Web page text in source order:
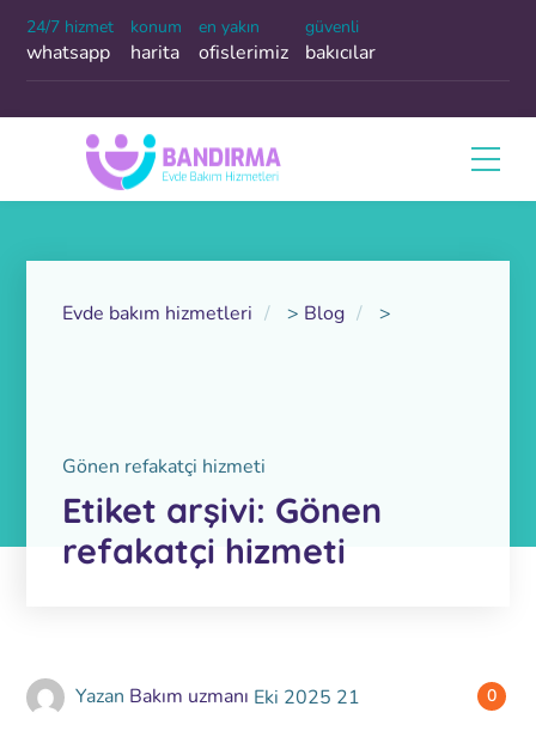
24/7 hizmet
whatsapp
konum
harita
en yakın
ofislerimiz
güvenli
bakıcılar
Evde bakım hizmetleri > Blog >
Gönen refakatçi hizmeti
Etiket arşivi: Gönen
refakatçi hizmeti
0
Yazan Bakım uzmanı Eki 2025 21